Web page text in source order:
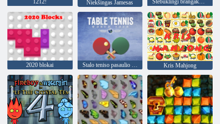
1212! Niekšingas Jamesas Stebuklingi brangakmeniai
2020 blokai Stalo teniso pasaulio turas Kris Mahjong